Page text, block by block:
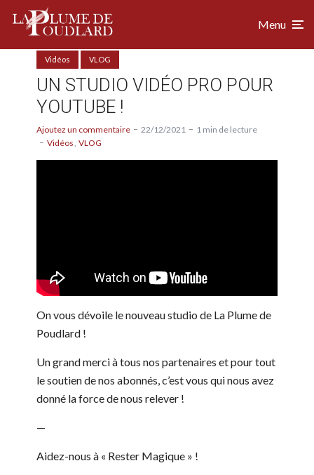
Menu
Vidéos VLOG
UN STUDIO VIDÉO PRO POUR
YOUTUBE !
Ajoutez un commentaire 22/12/2021
1 min de lecture
Vidéos VLOG
On vous dévoile le nouveau studio de La Plume de
Poudlard !
Un grand merci à tous nos partenaires et pour tout
le soutien de nos abonnés, c’est vous qui nous avez
donné la force de nous relever !
—
Aidez-nous à « Rester Magique » !